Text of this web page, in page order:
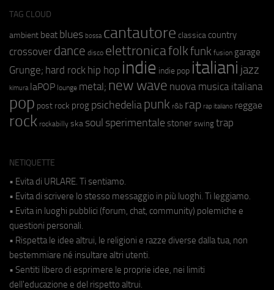
TAG CLOUD
ambient beat blues bossa cantautore classica country
crossover dance disco elettronicafolkfunk fusion garage
Grunge; hard rock hip hop indie indie pop italiani jazz
kimura laPOP lounge metal; new wave nuova musica italiana
pop post rock prog psichedeliapunk r&b rap rap italiano reggae
rock rockabilly ska soul sperimentale stoner swing trap
NETIQUETTE
• Evita di URLARE. Ti sentiamo.
• Evita di scrivere lo stesso messaggio in più luoghi. Ti leggiamo.
• Evita in luoghi pubblici (forum, chat, community) polemiche e
questioni personali.
• Rispetta le idee altrui, le religioni e razze diverse dalla tua, non
bestemmiare né insultare altri utenti.
• Sentiti libero di esprimere le proprie idee, nei limiti
dell'educazione e del rispetto altrui.